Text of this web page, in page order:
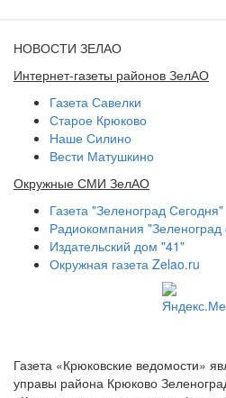
НОВОСТИ ЗЕЛАО
Интернет-газеты районов ЗелАО
Газета Савелки
Старое Крюково
Наше Силино
Вести Матушкино
Окружные СМИ ЗелАО
Газета "Зеленоград Сегодня"
Радиокомпания "Зеленоград
Издательский дом "41"
Окружная газета Zelao.ru
Газета «Крюковские ведомости»
управы района Крюково